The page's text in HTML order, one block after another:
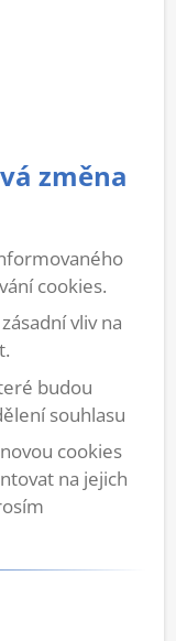
změna
cookies.
vliv na
budou
souhlasu
cookies
na jejich